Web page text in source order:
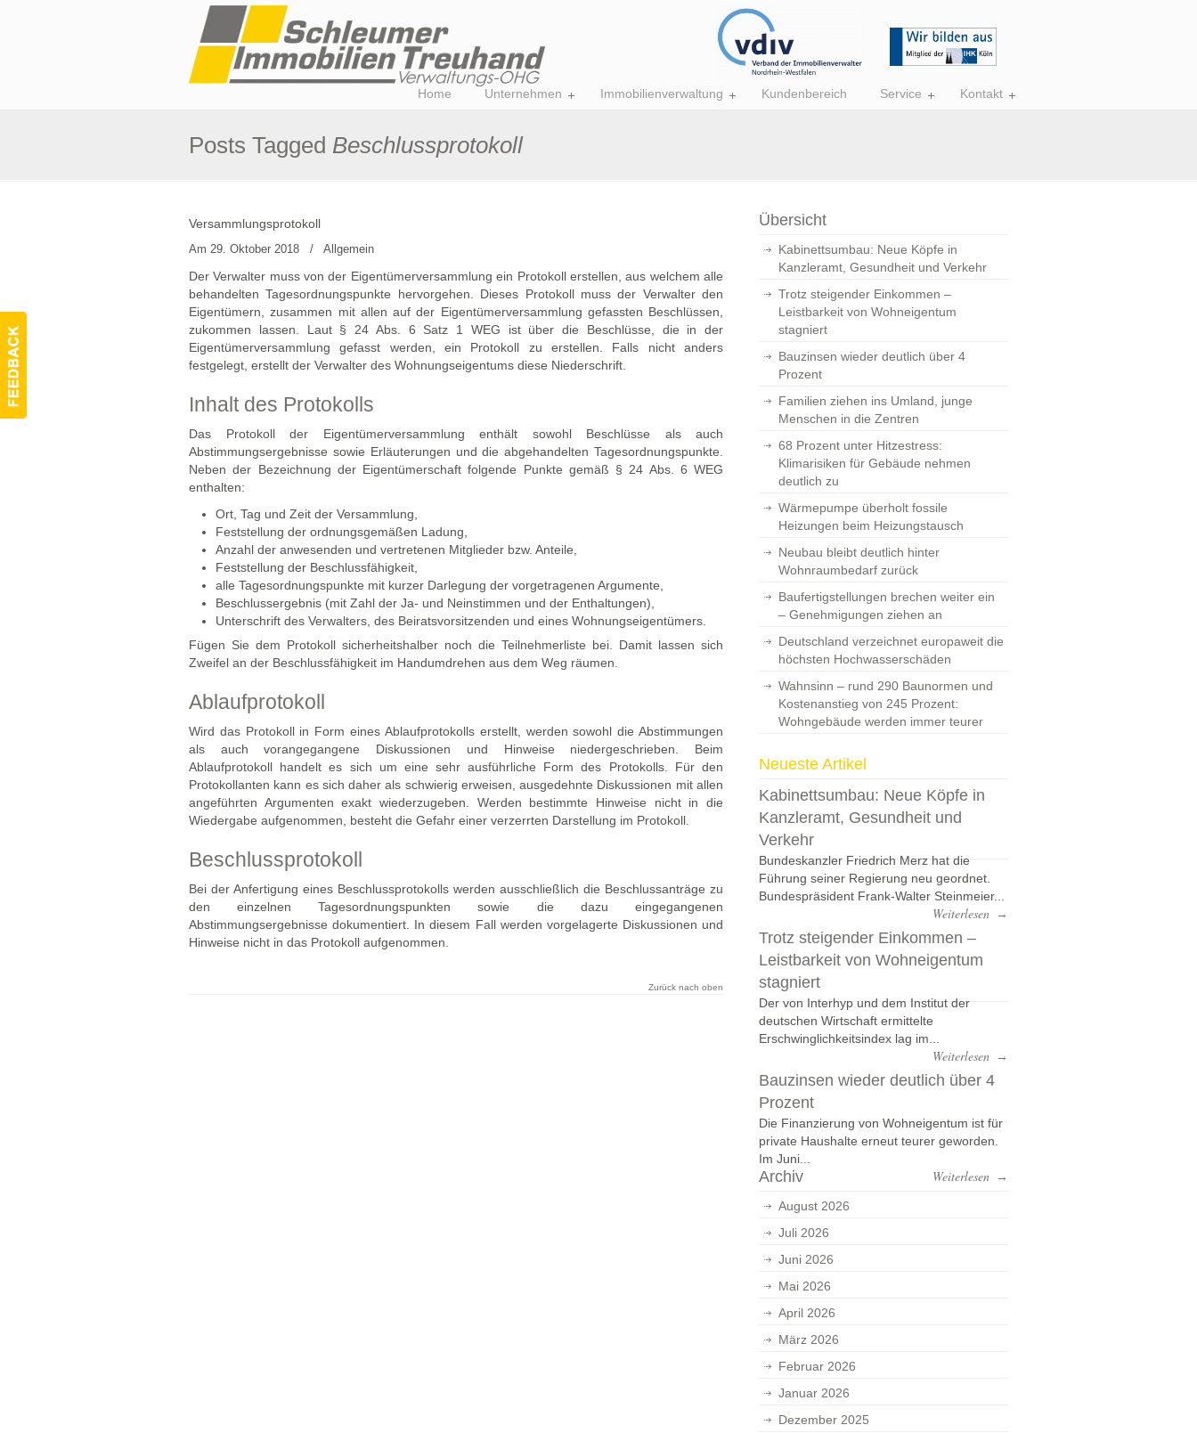
Home Unternehmen Immobilienverwaltung Kundenbereich Service Kontakt
Posts Tagged Beschlussprotokoll
Versammlungsprotokoll
Am 29. Oktober 2018 / Allgemein
Der Verwalter muss von der Eigentümerversammlung ein Protokoll erstellen, aus welchem alle
behandelten Tagesordnungspunkte hervorgehen. Dieses Protokoll muss der Verwalter den
Eigentümern, zusammen mit allen auf der Eigentümerversammlung gefassten Beschlüssen,
zukommen lassen. Laut § 24 Abs. 6 Satz 1 WEG ist über die Beschlüsse, die in der
Eigentümerversammlung gefasst werden, ein Protokoll zu erstellen. Falls nicht anders
festgelegt, erstellt der Verwalter des Wohnungseigentums diese Niederschrift.
Inhalt des Protokolls
Das Protokoll der Eigentümerversammlung enthält sowohl Beschlüsse als auch
Abstimmungsergebnisse sowie Erläuterungen und die abgehandelten Tagesordnungspunkte.
Neben der Bezeichnung der Eigentümerschaft folgende Punkte gemäß § 24 Abs. 6 WEG
enthalten:
Ort, Tag und Zeit der Versammlung,
Feststellung der ordnungsgemäßen Ladung,
Anzahl der anwesenden und vertretenen Mitglieder bzw. Anteile,
Feststellung der Beschlussfähigkeit,
alle Tagesordnungspunkte mit kurzer Darlegung der vorgetragenen Argumente,
Beschlussergebnis (mit Zahl der Ja- und Neinstimmen und der Enthaltungen),
Unterschrift des Verwalters, des Beiratsvorsitzenden und eines Wohnungseigentümers.
Fügen Sie dem Protokoll sicherheitshalber noch die Teilnehmerliste bei. Damit lassen sich
Zweifel an der Beschlussfähigkeit im Handumdrehen aus dem Weg räumen.
Ablaufprotokoll
Wird das Protokoll in Form eines Ablaufprotokolls erstellt, werden sowohl die Abstimmungen
als auch vorangegangene Diskussionen und Hinweise niedergeschrieben. Beim
Ablaufprotokoll handelt es sich um eine sehr ausführliche Form des Protokolls. Für den
Protokollanten kann es sich daher als schwierig erweisen, ausgedehnte Diskussionen mit allen
angeführten Argumenten exakt wiederzugeben. Werden bestimmte Hinweise nicht in die
Wiedergabe aufgenommen, besteht die Gefahr einer verzerrten Darstellung im Protokoll.
Beschlussprotokoll
Bei der Anfertigung eines Beschlussprotokolls werden ausschließlich die Beschlussanträge zu
den einzelnen Tagesordnungspunkten sowie die dazu eingegangenen
Abstimmungsergebnisse dokumentiert. In diesem Fall werden vorgelagerte Diskussionen und
Hinweise nicht in das Protokoll aufgenommen.
Zurück nach oben
Übersicht
Kabinettsumbau: Neue Köpfe in
Kanzleramt, Gesundheit und Verkehr
Trotz steigender Einkommen –
Leistbarkeit von Wohneigentum
stagniert
Bauzinsen wieder deutlich über 4
Prozent
Familien ziehen ins Umland, junge
Menschen in die Zentren
68 Prozent unter Hitzestress:
Klimarisiken für Gebäude nehmen
deutlich zu
Wärmepumpe überholt fossile
Heizungen beim Heizungstausch
Neubau bleibt deutlich hinter
Wohnraumbedarf zurück
Baufertigstellungen brechen weiter ein
– Genehmigungen ziehen an
Deutschland verzeichnet europaweit die
höchsten Hochwasserschäden
Wahnsinn – rund 290 Baunormen und
Kostenanstieg von 245 Prozent:
Wohngebäude werden immer teurer
Neueste Artikel
Kabinettsumbau: Neue Köpfe in
Kanzleramt, Gesundheit und
Verkehr
Bundeskanzler Friedrich Merz hat die
Führung seiner Regierung neu geordnet.
Bundespräsident Frank-Walter Steinmeier...
Weiterlesen →
Trotz steigender Einkommen –
Leistbarkeit von Wohneigentum
stagniert
Der von Interhyp und dem Institut der
deutschen Wirtschaft ermittelte
Erschwinglichkeitsindex lag im...
Weiterlesen →
Bauzinsen wieder deutlich über 4
Prozent
Die Finanzierung von Wohneigentum ist für
private Haushalte erneut teurer geworden.
Im Juni...
Weiterlesen →
Archiv
August 2026
Juli 2026
Juni 2026
Mai 2026
April 2026
März 2026
Februar 2026
Januar 2026
Dezember 2025